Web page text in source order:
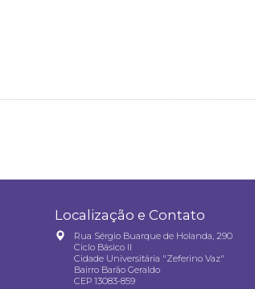
Localização e Contato
Rua Sérgio Buarque de Holanda, 290
Ciclo Básico II
Cidade Universitária "Zeferino Vaz"
Bairro Barão Geraldo
CEP 13083-859